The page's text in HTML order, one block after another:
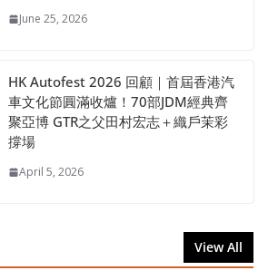
June 25, 2026
HK Autofest 2026 回顧｜首屆香港汽
車文化節圓滿收爐！70部JDM經典齊
聚亞博 GTR之父田村宏志＋織戶茉彩
撐場
April 5, 2026
View All